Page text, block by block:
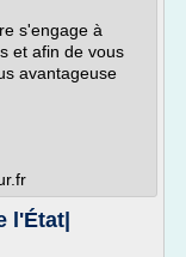
s'engage à
et afin de vous
avantageuse
l'État|